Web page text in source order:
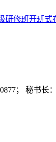
研修班开班式
； 秘书长